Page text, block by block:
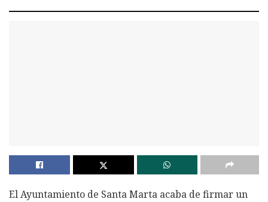
El Ayuntamiento de Santa Marta acaba de firmar un